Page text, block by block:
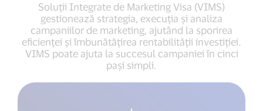
Soluții Integrate de Marketing Visa (VIMS)
gestionează strategia, execuția și analiza
campaniilor de marketing, ajutând la sporirea
eficienței și îmbunătățirea rentabilității investiției.
VIMS poate ajuta la succesul campaniei în cinci
pași simpli.